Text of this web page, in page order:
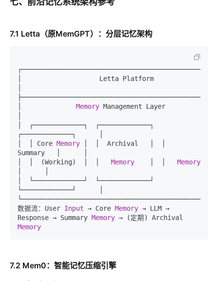
7.1 Letta（原MemGPT）：分层记忆架构
│                    Letta Platform
Memory Management Layer
│  ┌─────────────┐  ┌─────────────┐
┌─────────────┐      │
│  │ Core Memory │  │  Archival   │  │
Summary   │      │
│  │  (Working)  │  │ Memory
Memory
│  └─────────────┘  └─────────────┘
└─────────────┘      │
数据流：User Input → Core Memory → LLM →
Response → Summary Memory
Memory
7.2 Mem0：智能记忆压缩引擎